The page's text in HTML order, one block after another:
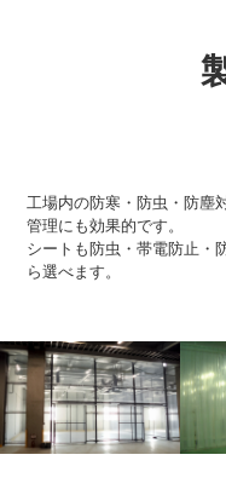
工場内の防寒・防虫・防塵
管理にも効果的です。
シートも防虫・帯電防止・
ら選べます。